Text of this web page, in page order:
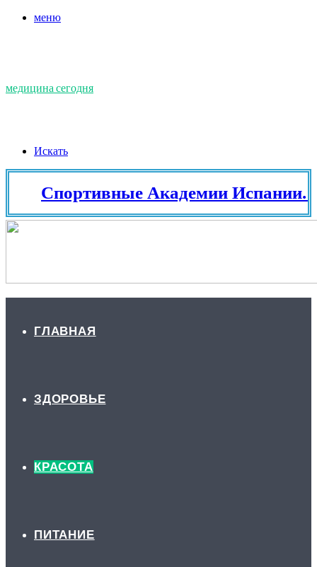
меню
медицина сегодня
Искать
Академии Испании.
ГЛАВНАЯ
ЗДОРОВЬЕ
КРАСОТА
ПИТАНИЕ